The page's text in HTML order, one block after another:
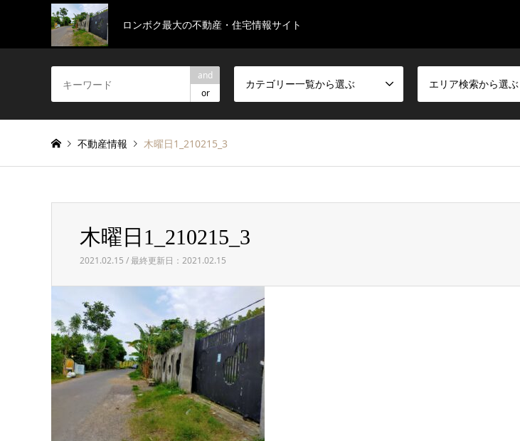
ロンボク最大の不動産・住宅情報サイト
and
or
カテゴリー一覧から選ぶ エリア検索から選ぶ
不動産情報 木曜日1_210215_3
木曜日1_210215_3
2021.02.15 / 最終更新日：2021.02.15